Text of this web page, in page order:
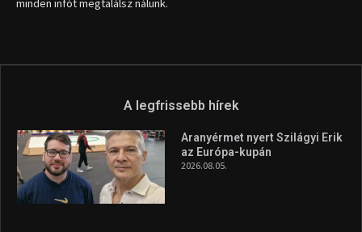
A legfrissebb hírek
Aranyérmet nyert Szilágyi Erik
az Európa-kupán
2026.08.05.